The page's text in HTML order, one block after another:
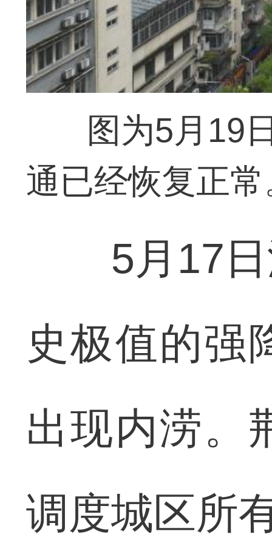
图为5月19
通已经恢复正
5月17日
史极值的强
出现内涝。
调度城区所